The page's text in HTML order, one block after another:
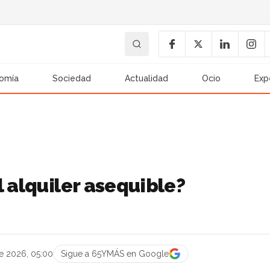
Sociedad Actualidad Ocio
alquiler asequible?
2026, 05:00 Sigue a 65YMÁS en Google